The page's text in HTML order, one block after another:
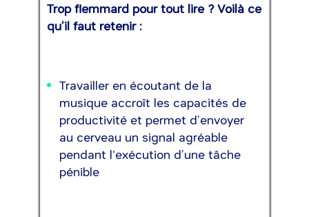
Trop flemmard pour tout lire ? Voilà ce
qu’il faut retenir :
Travailler en écoutant de la
musique accroît les capacités de
productivité et permet d’envoyer
au cerveau un signal agréable
pendant l'exécution d’une tâche
pénible